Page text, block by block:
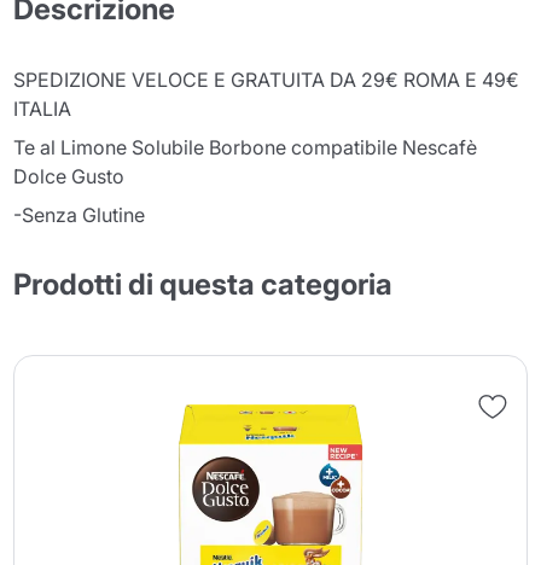
Descrizione
SPEDIZIONE VELOCE E GRATUITA DA 29€ ROMA E 49€
ITALIA
Te al Limone Solubile Borbone compatibile Nescafè
Dolce Gusto
-Senza Glutine
Prodotti di questa categoria